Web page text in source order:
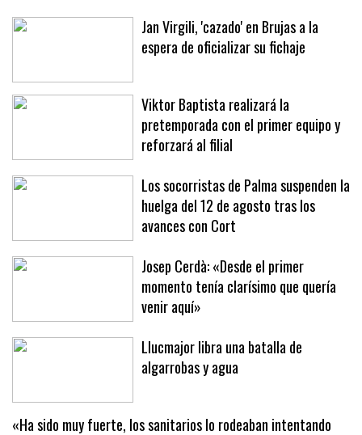
Jan Virgili, 'cazado' en Brujas a la
espera de oficializar su fichaje
Viktor Baptista realizará la
pretemporada con el primer equipo y
reforzará al filial
Los socorristas de Palma suspenden la
huelga del 12 de agosto tras los
avances con Cort
Josep Cerdà: «Desde el primer
momento tenía clarísimo que quería
venir aquí»
Llucmajor libra una batalla de
algarrobas y agua
«Ha sido muy fuerte, los sanitarios lo rodeaban intentando